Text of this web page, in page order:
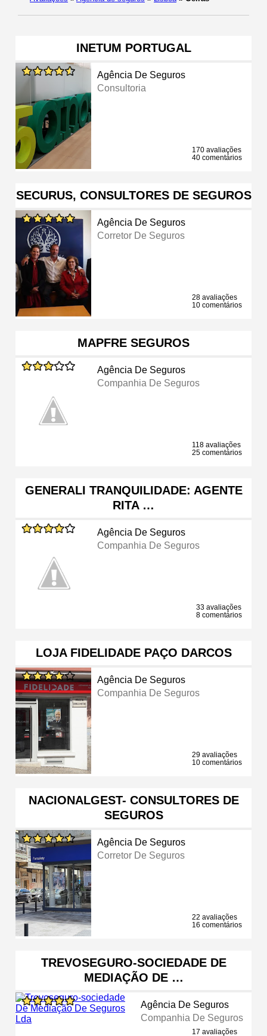
INETUM PORTUGAL
Agência De Seguros
Consultoria
170 avaliações
40 comentários
SECURUS, CONSULTORES DE SEGUROS
Agência De Seguros
Corretor De Seguros
28 avaliações
10 comentários
MAPFRE SEGUROS
Agência De Seguros
Companhia De Seguros
118 avaliações
25 comentários
GENERALI TRANQUILIDADE: AGENTE
RITA …
Agência De Seguros
Companhia De Seguros
33 avaliações
8 comentários
LOJA FIDELIDADE PAÇO DARCOS
Agência De Seguros
Companhia De Seguros
29 avaliações
10 comentários
NACIONALGEST- CONSULTORES DE
SEGUROS
Agência De Seguros
Corretor De Seguros
22 avaliações
16 comentários
TREVOSEGURO-SOCIEDADE DE
MEDIAÇÃO DE …
Agência De Seguros
Companhia De Seguros
17 avaliações